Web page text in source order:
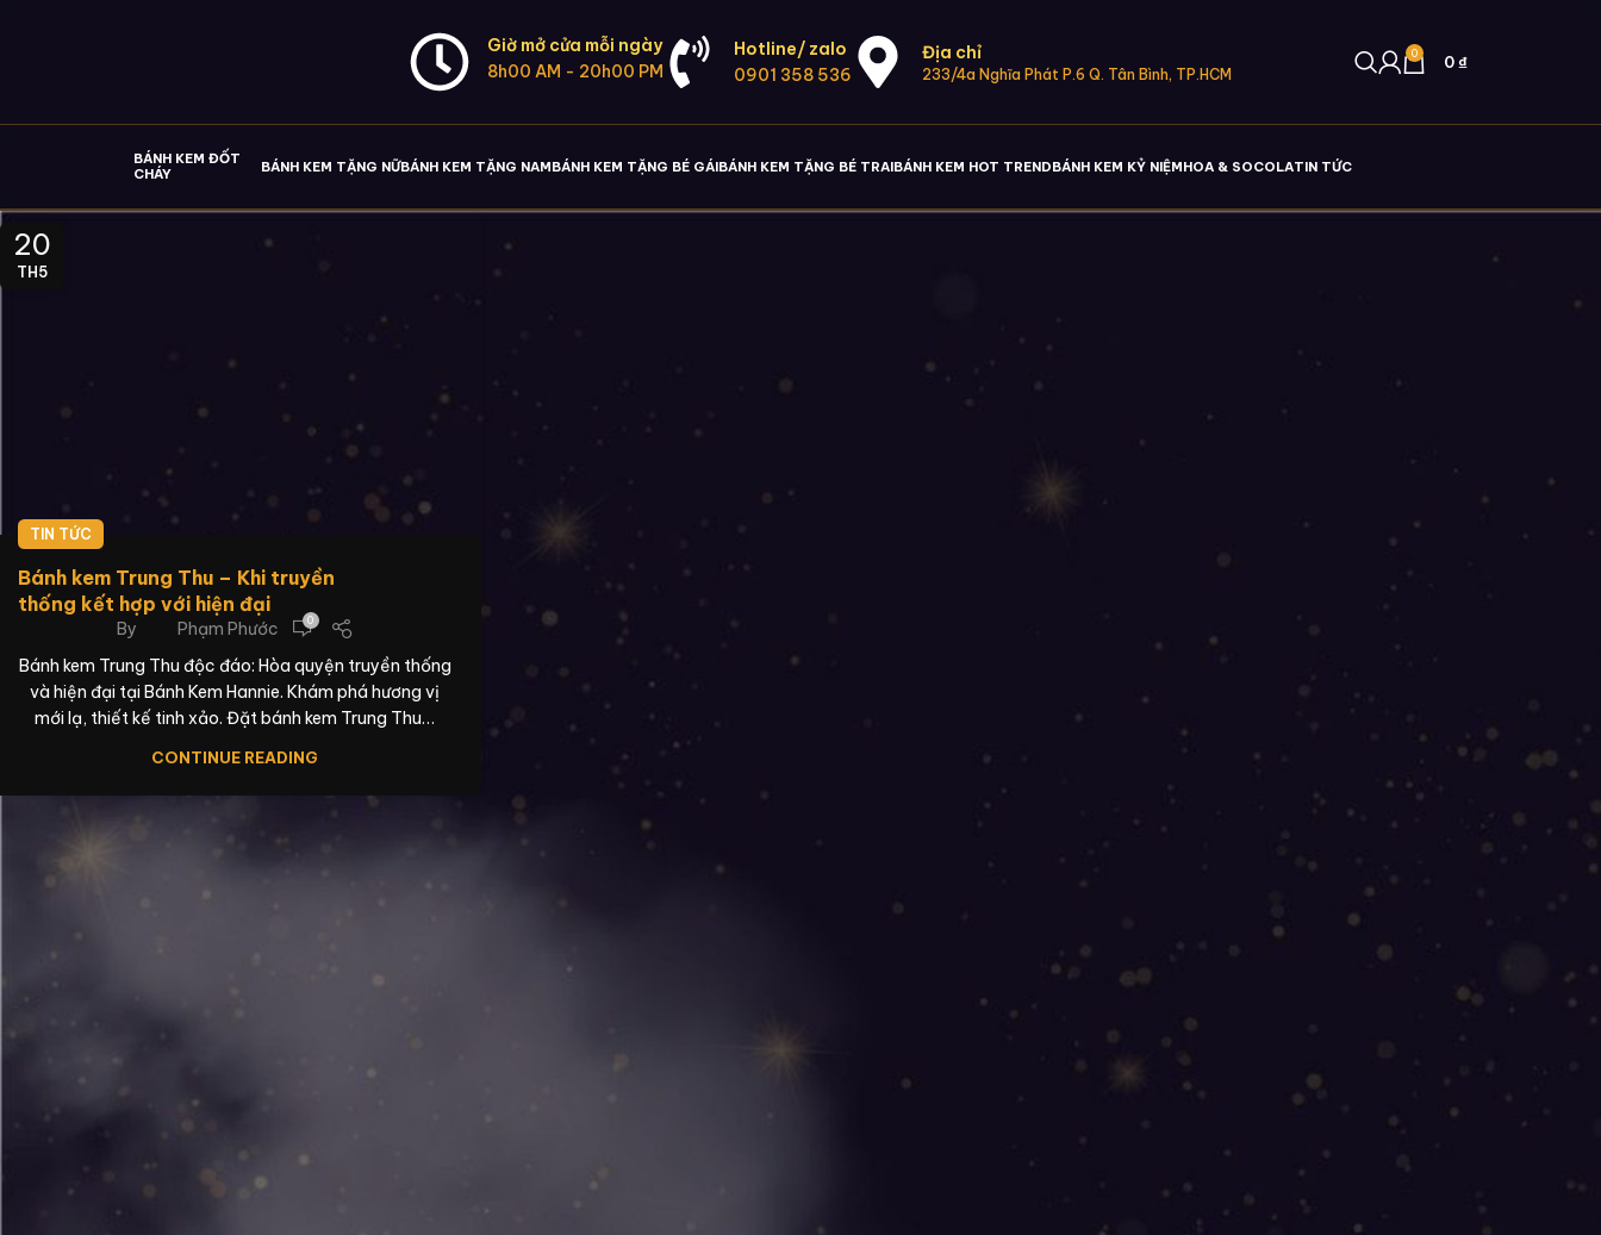
Giờ mở cửa mỗi ngày
8h00 AM - 20h00 PM
Hotline/ zalo
0901 358 536
Địa chỉ
233/4a Nghĩa Phát P.6 Q. Tân Bình, TP.HCM
0 0₫
BÁNH KEM ĐỐT
CHÁY
BÁNH KEM TẶNG NỮBÁNH KEM TẶNG NAMBÁNH KEM TẶNG BÉ GÁIBÁNH KEM TẶNG BÉ TRAIBÁNH KEM HOT TRENDBÁNH KEM KỶ NIỆMHOA & SOCOLATIN TỨC
20
TH5
TIN TỨC
Bánh kem Trung Thu – Khi truyền
thống kết hợp với hiện đại
By Phạm Phước 0
Bánh kem Trung Thu độc đáo: Hòa quyện truyền thống
và hiện đại tại Bánh Kem Hannie. Khám phá hương vị
mới lạ, thiết kế tinh xảo. Đặt bánh kem Trung Thu…
CONTINUE READING